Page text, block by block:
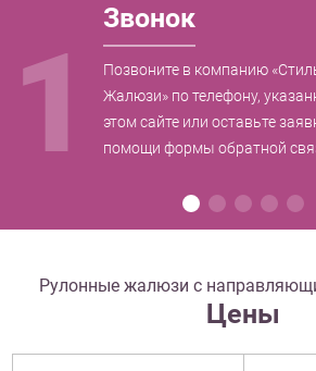
1
Звонок
Позвоните в компанию
Жалюзи» по телефону,
этом сайте или оставьте
помощи формы обратной
Рулонные жалюзи с
Цены